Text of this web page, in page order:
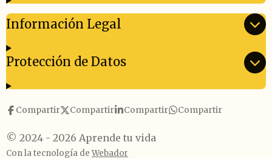
Información Legal
Protección de Datos
Compartir Compartir Compartir Compartir
© 2024 - 2026 Aprende tu vida
Con la tecnología deWebador